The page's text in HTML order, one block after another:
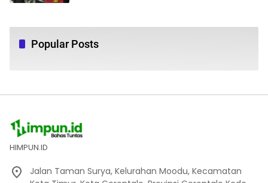
Popular Posts
HIMPUN.ID
Jalan Taman Surya, Kelurahan Moodu, Kecamatan